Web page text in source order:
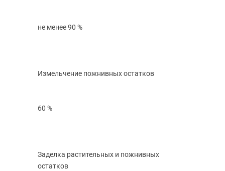
не менее 90 %
Измельчение пожнивных остатков
60 %
Заделка растительных и пожнивных
остатков